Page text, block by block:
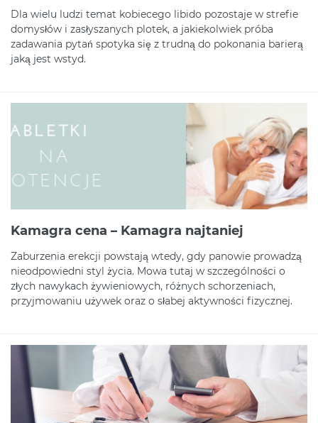
Dla wielu ludzi temat kobiecego libido pozostaje w strefie
domysłów i zasłyszanych plotek, a jakiekolwiek próba
zadawania pytań spotyka się z trudną do pokonania barierą
jaką jest wstyd.
Kamagra cena – Kamagra najtaniej
Zaburzenia erekcji powstają wtedy, gdy panowie prowadzą
nieodpowiedni styl życia. Mowa tutaj w szczególności o
złych nawykach żywieniowych, różnych schorzeniach,
przyjmowaniu używek oraz o słabej aktywności fizycznej.